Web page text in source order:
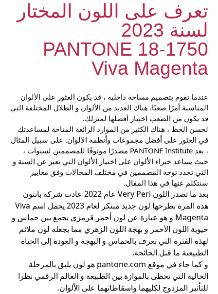
تعرف على اللون المختار
لسنة 2023
PANTONE 18-1750
Viva Magenta
عندما تقوم بتصميم مساحة داخلية ، قد يكون العثور على الألوان
المناسبة أمرًا صعبًا. هناك العديد من الألوان و الظلال المختلفة التي
قد يكون من الصعب اختيار أفضلها لمنزلك.
لحسن الحظ ، هناك الكثير من الموارد الرائعة المتاحة لمساعدتك
في العثور على أفضل مجموعات وأنظمة الألوان. على سبيل المثال
، يعد PANTONE Institute مصدرًا موثوقًا للمصممين لسنوات ،
حيث يساعد خبراء الألوان على اختيار الألوان التي تعبر عن السنة و
التي تحدد توجه المصممين في مختلف المجالات وفق معايير
سنتكلم عنها في هذا المقال.
بعد ما تصدر اللون Very Peri عام 2022 عادت شركة بانتون
هذه المرة بطرحها لون جديد مبتكر لعام 2023 يحمل اسم Viva
Magenta و هو عبارة عن لون أحمر قرمزي يجمع بين حماس و
حيوية اللون الأحمر و بهجة اللون الزهري مما يجعله لون ملائم
لهذه الفترة التي تعرف بالحماس و البهجة و العودة إلى الحياة
الطبيعية ما قبل الجائحة.
و كما جاء في موقع pantone.com هو لون يليق بالمرحلة
الحالية التي تحظى بالموازة بين الطبيعة و العالم الرقمي نظرا
للتأثير المزدوج لكليهما واسقاطاتهما على الألوان.